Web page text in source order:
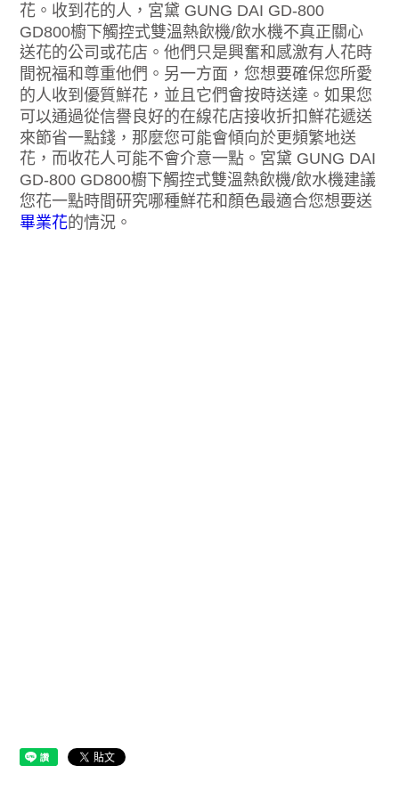
花。收到花的人，宮黛 GUNG DAI GD-800
GD800櫥下觸控式雙溫熱飲機/飲水機不真正關心
送花的公司或花店。他們只是興奮和感激有人花時
間祝福和尊重他們。另一方面，您想要確保您所愛
的人收到優質鮮花，並且它們會按時送達。如果您
可以通過從信譽良好的在線花店接收折扣鮮花遞送
來節省一點錢，那麼您可能會傾向於更頻繁地送
花，而收花人可能不會介意一點。宮黛 GUNG DAI
GD-800 GD800櫥下觸控式雙溫熱飲機/飲水機建議
您花一點時間研究哪種鮮花和顏色最適合您想要送
畢業花的情況。